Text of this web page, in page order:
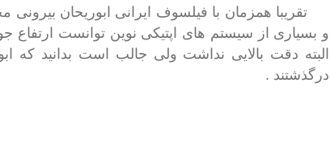
تقریبا همزمان با فیلسوف ایرانی ابوریحان بیرونی
و بسیاری از سیستم های اپتیکی نوین توانست ارتفاع
درگذشتند .